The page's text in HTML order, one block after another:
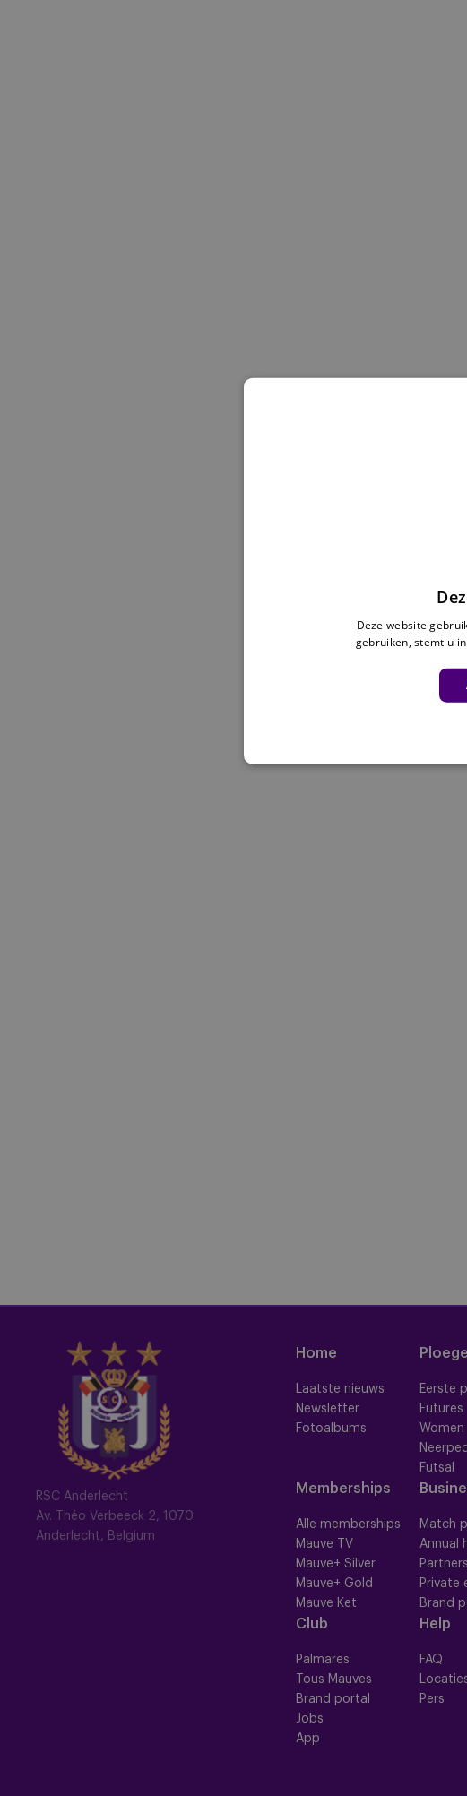
RSC Anderlecht
Av. Théo Verbeeck 2, 1070
Anderlecht, Belgium
Home
Laatste nieuws
Newsletter
Fotoalbums
Eerste
Futures
Women
Futsal
Memberships
Alle memberships
Mauve TV
Mauve+ Silver
Mauve+ Gold
Mauve Ket
Match
Annual
Private
Brand
Club
Palmares
Tous Mauves
Brand portal
Jobs
App
Help
FAQ
Pers
Deze website
gebruiken, stemt u